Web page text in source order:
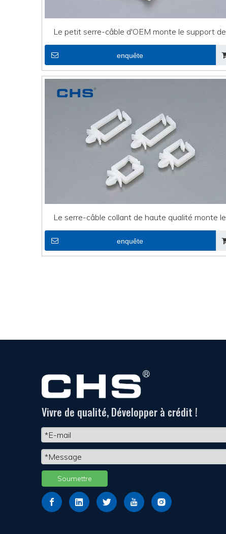
Le petit serre-câble d'OEM monte le support de
serre-câble de fil électrique CTH-2B
enquête
Le serre-câble collant de haute qualité monte le
support de fil carré de fil électrique SQ-2
enquête
Vivre de qualité, Développer à crédit !
Soumettre